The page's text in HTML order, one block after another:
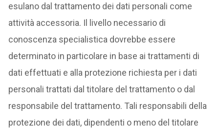
esulano dal trattamento dei dati personali come
attività accessoria. Il livello necessario di
conoscenza specialistica dovrebbe essere
determinato in particolare in base ai trattamenti di
dati effettuati e alla protezione richiesta per i dati
personali trattati dal titolare del trattamento o dal
responsabile del trattamento. Tali responsabili della
protezione dei dati, dipendenti o meno del titolare